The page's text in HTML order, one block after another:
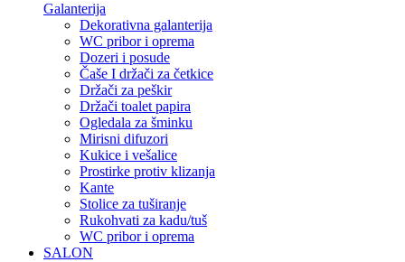
Galanterija
Dekorativna galanterija
WC pribor i oprema
Dozeri i posude
Čaše I držači za četkice
Držači za peškir
Držači toalet papira
Ogledala za šminku
Mirisni difuzori
Kukice i vešalice
Prostirke protiv klizanja
Kante
Stolice za tuširanje
Rukohvati za kadu/tuš
WC pribor i oprema
SALON